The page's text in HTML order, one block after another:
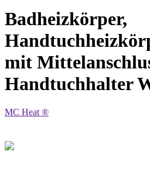
Badheizkörper,
mit
Handtuchhalter
MC Heat ®